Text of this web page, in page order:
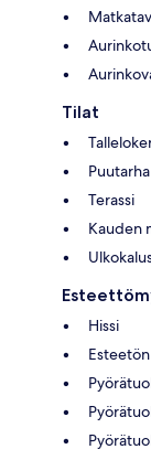
Tilat
Puutarha
Terassi
Kauden
Hissi